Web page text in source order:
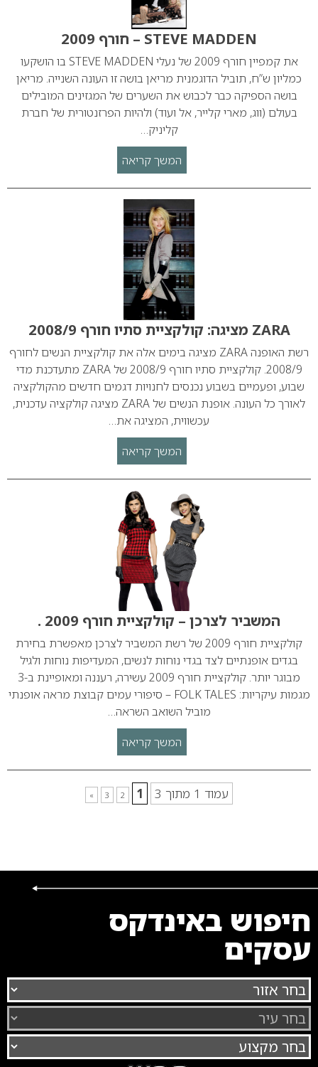
STEVE MADDEN – חורף 2009
את קמפיין חורף 2009 של נעלי STEVE MADDEN בו הושקעו
כמליון ש”ח, תוביל הדוגמנית מריאן בושה זו העונה השנייה. מריאן
בושה הספיקה כבר לכבוש את השערים של המגזינים המובילים
בעולם (ווג, מארי קלייר, אל ועוד) ולהיות הפרזנטורית של חברת
קליניק…
המשך קריאה
ZARA מציגה: קולקציית סתיו חורף 2008/9
רשת האופנה ZARA מציגה בימים אלה את קולקציית הנשים לחורף
2008/9. קולקציית סתיו חורף 2008/9 של ZARA מתעדכנת מדי
שבוע, ופעמיים בשבוע נכנסים לחנויות דגמים חדשים מהקולקציה
לאורך כל העונה. אופנת הנשים של ZARA מציגה קולקציה עדכנית,
עכשווית, המציגה את…
המשך קריאה
המשביר לצרכן – קולקציית חורף 2009 .
קולקציית חורף 2009 של רשת המשביר לצרכן מאפשרת בחירת
בגדים אופנתיים לצד בגדי נוחות לנשים, המעדיפות נוחות ולגיל
מבוגר יותר. קולקציית חורף 2009 עשירה, רעננה ומאופיינת ב-3
מגמות עיקריות: FOLK TALES – סיפורי עמים קבוצת מראה אופנתי
מוביל השואב השראה…
המשך קריאה
עמוד 1 מתוך 3 1
2
3
»
חיפוש באינדקס
עסקים